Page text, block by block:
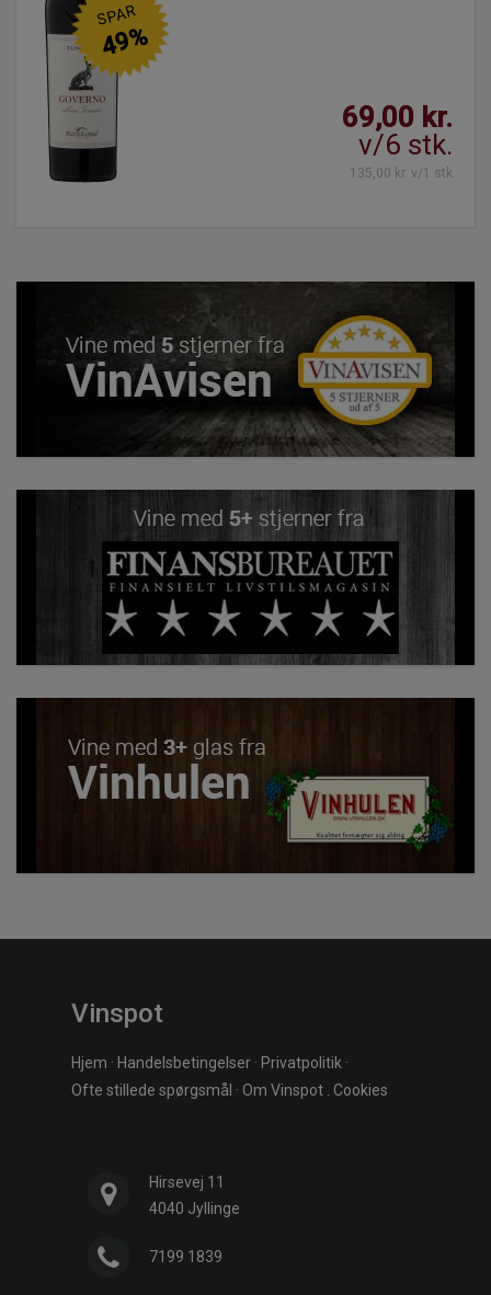
69,00 kr.
v/6 stk.
135,00 kr. v/1 stk
SPAR
49%
Vinspot
Hjem · Handelsbetingelser · Privatpolitik ·
Ofte stillede spørgsmål · Om Vinspot Cookies
Hirsevej 11
4040 Jyllinge
7199 1839